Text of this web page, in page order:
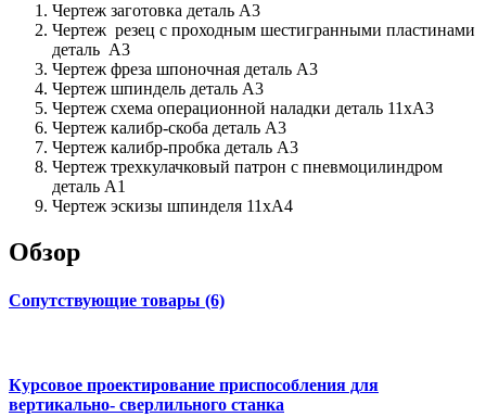
Чертеж заготовка деталь А3
Чертеж резец с проходным шестигранными пластинами
деталь А3
Чертеж фреза шпоночная деталь А3
Чертеж шпиндель деталь А3
Чертеж схема операционной наладки деталь 11хА3
Чертеж калибр-скоба деталь А3
Чертеж калибр-пробка деталь А3
Чертеж трехкулачковый патрон с пневмоцилиндром
деталь А1
Чертеж эскизы шпинделя 11хА4
Обзор
Сопутствующие товары (6)
Курсовое проектирование приспособления для
вертикально- сверлильного станка